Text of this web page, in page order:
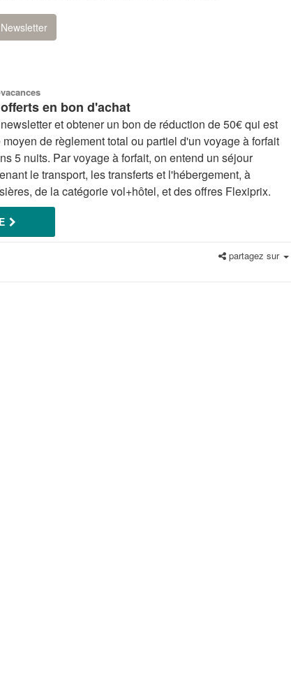
Newsletter
en bon d'achat
et obtener un bon de réduction de 50€ qui est
de règlement total ou partiel d'un voyage à forfait
5 nuits. Par voyage à forfait, on entend un séjour
le transport, les transferts et l'hébergement, à
de la catégorie vol+hôtel, et des offres Flexiprix.
partagez sur